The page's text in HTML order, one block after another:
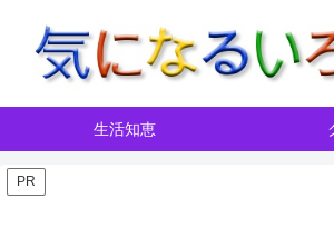
生活知恵
PR